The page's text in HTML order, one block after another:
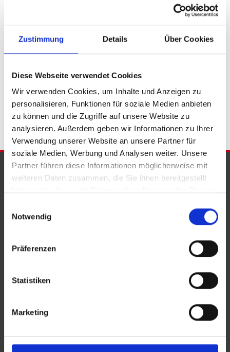
Zustimmung Details Über Cookies
Diese Webseite verwendet Cookies
Wir verwenden Cookies, um Inhalte und Anzeigen zu
personalisieren, Funktionen für soziale Medien anbieten
zu können und die Zugriffe auf unsere Website zu
analysieren. Außerdem geben wir Informationen zu Ihrer
Verwendung unserer Website an unsere Partner für
soziale Medien, Werbung und Analysen weiter. Unsere
Partner führen diese Informationen möglicherweise mit
weiteren Daten zusammen, die Sie ihnen bereitgestellt
Notwendig
Präferenzen
Statistiken
Marketing
Vlotho
Immo Bad Eilsen
Wohnungsanzeigen Bad Eilsen
Wohnung Bad Eilsen
PARTNER & AUSZEICHNUNGEN
KONTAKT